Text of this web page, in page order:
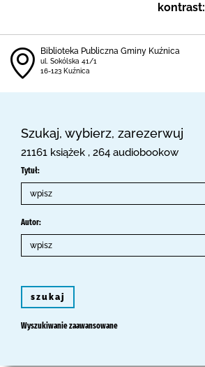
kontrast:
Biblioteka Publiczna Gminy Kuźnica
ul. Sokólska 41/1
16-123 Kuźnica
Szukaj, wybierz, zarezerwuj
21161 książek , 264 audiobookow
Tytuł:
Autor:
szukaj
Wyszukiwanie zaawansowane